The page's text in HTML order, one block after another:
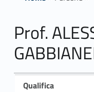
Prof.
Qualifica